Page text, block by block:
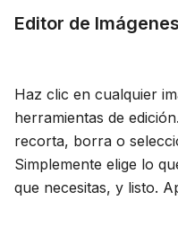
Editor de Imágenes
Haz clic en cualquier
herramientas de
recorta, borra o
Simplemente elige lo
que necesitas, y listo.